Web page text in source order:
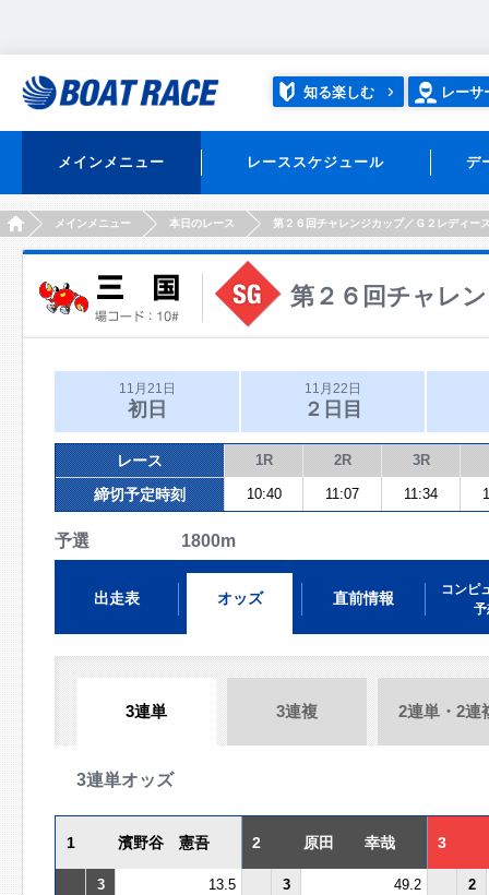
知る楽しむ レーサ
メインメニュー レーススケジュール デ
HOMEメインメニュー 本日のレース 第２６回チャレンジカップ／Ｇ２レディー
第２６回チャレ
11月21日
初日
11月22日
２日目
レース 1R 2R 3R
締切予定時刻 10:40 11:07 11:34
予選 1800m
出走表 オッズ 直前情報
コンピ
予
3連単 3連複 2連単・2連
3連単オッズ
1 濱野谷 憲吾 2 原田 幸哉 3
3 13.5 3 49.2
2